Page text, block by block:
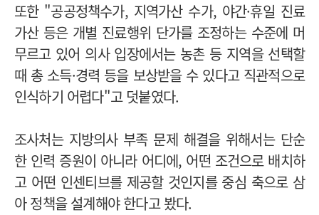
또한 "공공정책수가, 지역가산 수가, 야간·휴일 진료
가산 등은 개별 진료행위 단가를 조정하는 수준에 머
무르고 있어 의사 입장에서는 농촌 등 지역을 선택할
때 총 소득·경력 등을 보상받을 수 있다고 직관적으로
인식하기 어렵다"고 덧붙였다.
조사처는 지방의사 부족 문제 해결을 위해서는 단순
한 인력 증원이 아니라 어디에, 어떤 조건으로 배치하
고 어떤 인센티브를 제공할 것인지를 중심 축으로 삼
아 정책을 설계해야 한다고 봤다.